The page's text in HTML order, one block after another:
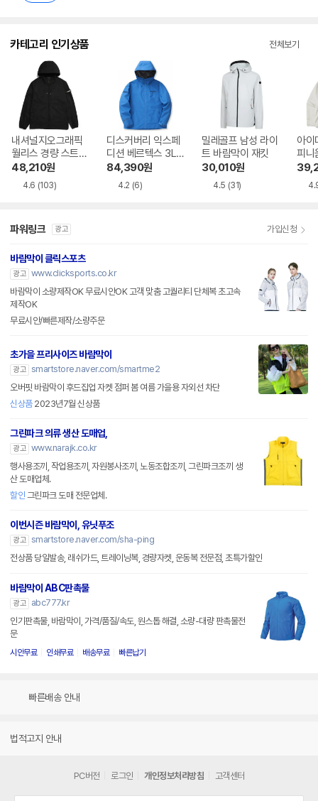
카테고리 인기상품 전체보기
내셔널지오그래픽
월리스 경량 스트레
치 바람막이 점퍼 N
232UJP910
48,210원
4.6 (103)
디스커버리 익스페
디션 베르텍스 3L
고어텍스 자켓 DM
WJ3A041-CBS
84,390원
4.2 (6)
밀레골프 남성 라이
트 바람막이 재킷
30,010원
4.5 (31)
아이
피니
파워링크 광고 가입신청
바람막이 클릭스포츠
광고 www.clicksports.co.kr
바람막이 소량제작OK 무료시안OK 고객 맞춤 고퀄리티 단체복 초고속
제작OK
무료시안/빠른제작/소량주문
초가을 프리사이즈 바람막이
광고 smartstore.naver.com/smartme2
오버핏 바람막이 후드집업 자켓 점퍼 봄 여름 가을용 자외선 차단
신상품2023년7월 신상품
그린파크 의류 생산 도매업,
광고 www.narajk.co.kr
행사용조끼, 작업용조끼, 자원봉사조끼, 노동조합조끼, 그린파크조끼 생
산 도매업체.
할인 그린파크 도매 전문업체.
이번시즌 바람막이, 유닛푸조
광고 smartstore.naver.com/sha-ping
전상품 당일발송, 래쉬가드, 트레이닝복, 경량자켓, 운동복 전문점, 초특가할인
바람막이 ABC판촉물
광고
abc777.kr
인기판촉물, 바람막이, 가격/품질/속도, 원스톱 해결, 소량-대량 판촉물전
문
시안무료 인쇄무료 배송무료 빠른납기
빠른배송 안내
법적고지 안내
PC버전 로그인 개인정보처리방침 고객센터